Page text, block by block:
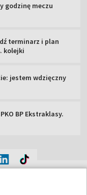
godzinę meczu
terminarz i plan
kolejki
jestem wdzięczny
BP Ekstraklasy.